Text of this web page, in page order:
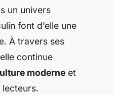
un univers
font d’elle une
À travers ses
continue
moderne et